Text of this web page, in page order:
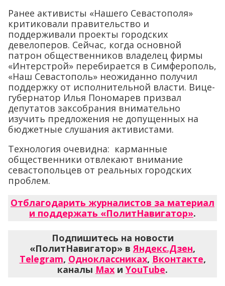
Ранее активисты «Нашего Севастополя»
критиковали правительство и
поддерживали проекты городских
девелоперов. Сейчас, когда основной
патрон общественников владелец фирмы
«Интерстрой» перебирается в Симферополь,
«Наш Севастополь» неожиданно получил
поддержку от исполнительной власти. Вице-
губернатор Илья Пономарев призвал
депутатов заксобрания внимательно
изучить предложения не допущенных на
бюджетные слушания активистами.
Технология очевидна: карманные
общественники отвлекают внимание
севастопольцев от реальных городских
проблем.
Отблагодарить журналистов за материал
и поддержать «ПолитНавигатор».
Подпишитесь на новости
«ПолитНавигатор» в Яндекс.Дзен,
Telegram, Одноклассниках, Вконтакте,
каналы Max и YouTube.